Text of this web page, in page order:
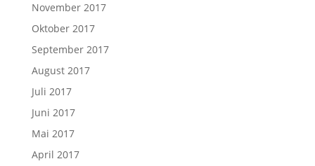
November 2017
Oktober 2017
September 2017
August 2017
Juli 2017
Juni 2017
Mai 2017
April 2017